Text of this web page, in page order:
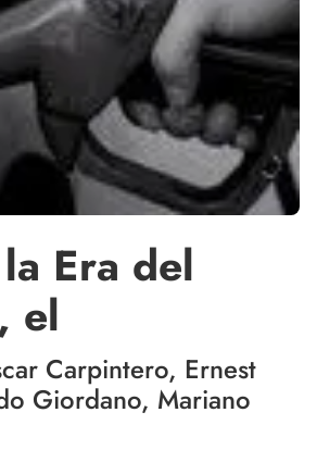
Era del
el
Carpintero, Ernest
Giordano, Mariano